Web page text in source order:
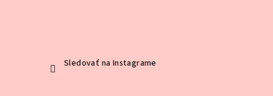
Sledovať na Instagrame